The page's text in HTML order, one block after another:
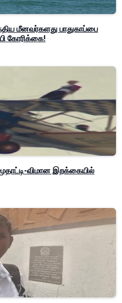
மீனவர்களது பாதுகாப்பை
கோரிக்கை!
விமான இறக்கையில்